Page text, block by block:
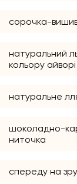
сорочка-
натуральний
кольору айворі
натуральне
шоколадно-
ниточка
спереду на